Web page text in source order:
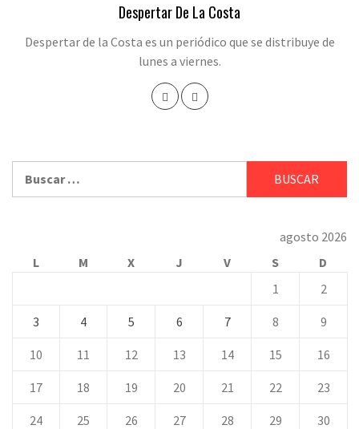
Despertar De La Costa
Despertar de la Costa es un periódico que se distribuye de
lunes a viernes.
agosto 2026
L
M X J V S
D
1
2
3 4 5 6 7 8 9
10 11 12 13 14 15 16
17 18 19 20 21 22 23
24 25 26 27 28 29 30